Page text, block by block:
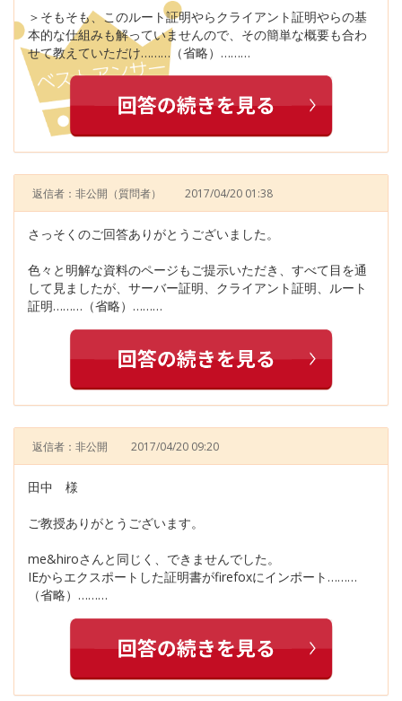
＞そもそも、このルート証明やらクライアント証明やらの基
本的な仕組みも解っていませんので、その簡単な概要も合わ
せて教えていただけ………（省略）………
返信者：非公開 （質問者） 2017/04/20 01:38
さっそくのご回答ありがとうございました。
色々と明解な資料のページもご提示いただき、すべて目を通
して見ましたが、サーバー証明、クライアント証明、ルート
証明………（省略）………
返信者：非公開 2017/04/20 09:20
田中 様
ご教授ありがとうございます。
me&hiroさんと同じく、できませんでした。
IEからエクスポートした証明書がfirefoxにインポート………
（省略）………